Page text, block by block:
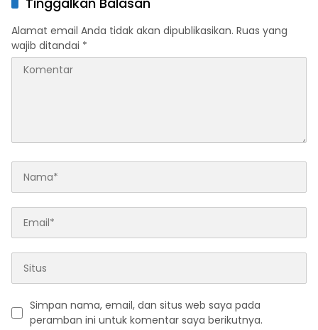
Alamat email Anda tidak akan dipublikasikan. Ruas yang
wajib ditandai *
Simpan nama, email, dan situs web saya pada
peramban ini untuk komentar saya berikutnya.